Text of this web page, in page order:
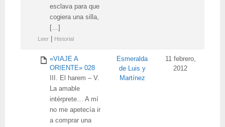
esclava para que
cogiera una silla,
[…]
Leer Historial
«VIAJE A
ORIENTE» 028
III. El harem – V.
La amable
intérprete… A mí
no me apetecía ir
a comprar una
Esmeralda
de Luis y
Martínez
11 febrero,
2012